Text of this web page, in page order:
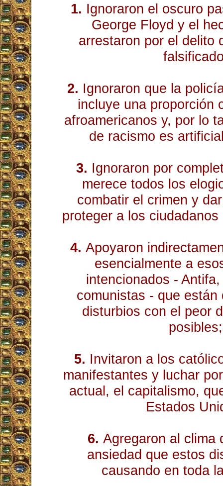
1. Ignoraron el oscuro
George Floyd y el
arrestaron por el delito
2. Ignoraron que la
incluye una proporción
afroamericanos y, por lo
de racismo es
3. Ignoraron por
merece todos los
combatir el crimen y
proteger a los
4. Apoyaron
esencialmente a
intencionados -
comunistas - que están
disturbios con el peor
posibles;
5. Invitaron a los
manifestantes y luchar
actual, el capitalismo,
Estados
6. Agregaron al clima
ansiedad que estos
causando en toda